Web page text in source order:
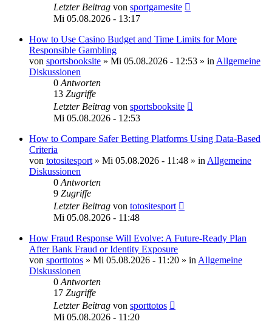
Letzter Beitrag von sportgamesite
Mi 05.08.2026 - 13:17
How to Use Casino Budget and Time Limits for More
Responsible Gambling
von sportsbooksite » Mi 05.08.2026 - 12:53 » in Allgemeine
Diskussionen
0 Antworten
13 Zugriffe
Letzter Beitrag von sportsbooksite
Mi 05.08.2026 - 12:53
How to Compare Safer Betting Platforms Using Data-Based
Criteria
von totositesport » Mi 05.08.2026 - 11:48 » in Allgemeine
Diskussionen
0 Antworten
9 Zugriffe
Letzter Beitrag von totositesport
Mi 05.08.2026 - 11:48
How Fraud Response Will Evolve: A Future-Ready Plan
After Bank Fraud or Identity Exposure
von sporttotos » Mi 05.08.2026 - 11:20 » in Allgemeine
Diskussionen
0 Antworten
17 Zugriffe
Letzter Beitrag von sporttotos
Mi 05.08.2026 - 11:20